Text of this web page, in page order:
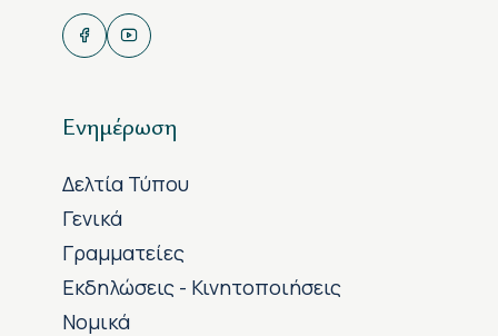
Ενημέρωση
Δελτία Τύπου
Γενικά
Γραμματείες
Εκδηλώσεις - Κινητοποιήσεις
Νομικά